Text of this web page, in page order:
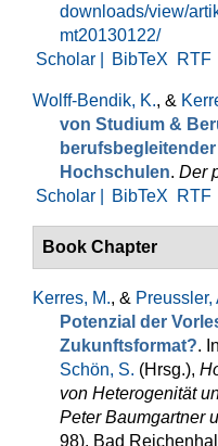
downloads/view/
mt20130122/
Scholar |
BibTeX RTF
Wolff-Bendik, K., &
von Studium &
Hochschulen. Der
Scholar |
BibTeX RTF
Book Chapter
Kerres, M., & Preussler,
Potenzial der
Zukunftsformat?. In
Schön, S. (Hrsg.),
von Heterogenität
Peter Baumgartner
98). Bad